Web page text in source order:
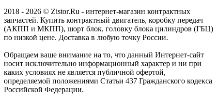
2018 - 2026 © Zistor.Ru - интернет-магазин контрактных
запчастей. Купить контрактный двигатель, коробку передач
(АКПП и МКПП), шорт блок, головку блока цилиндров (ГБЦ)
по низкой цене. Доставка в любую точку России.
Обращаем ваше внимание на то, что данный Интернет-сайт
носит исключительно информационный характер и ни при
каких условиях не является публичной офертой,
определяемой положениями Статьи 437 Гражданского кодекса
Российской Федерации.